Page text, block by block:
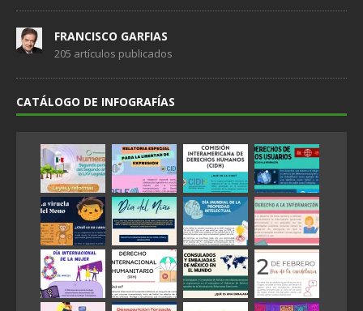
FRANCISCO GARFIAS
205 artículos publicados
CATÁLOGO DE INFOGRAFÍAS